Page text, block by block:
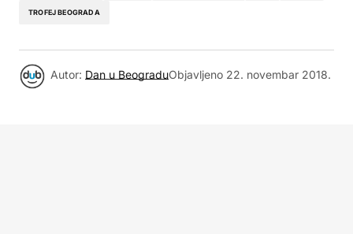
TROFEJ BEOGRADA
Autor: Dan u BeograduObjavljeno 22. novembar 2018.